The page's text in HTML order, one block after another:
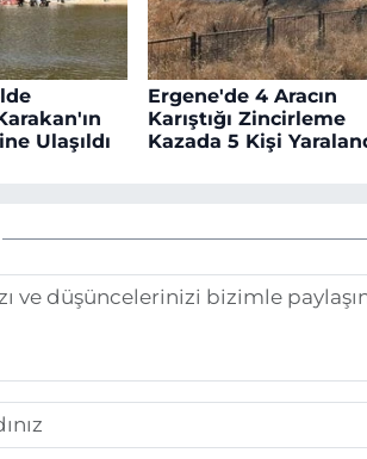
Ulaşıldı
Ergene'de 4 Aracın
Karıştığı Zincirleme
Kazada 5 Kişi